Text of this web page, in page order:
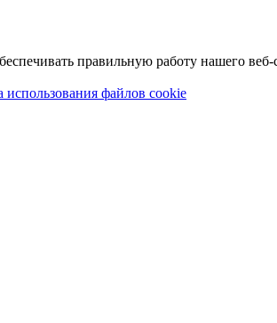
правильную работу нашего веб-
использования файлов cookie